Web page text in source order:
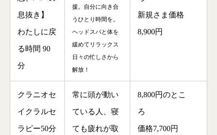
息抜き】
わたしに戻
る時間 90
分
援。自分に向き合
うひとり時間を。
ヘッドスパと体を
緩めてリラックス
日々の忙しさから
解放！
新規さま 価格
8,900円
クラニオセ
イクラルセ
ラピー50分
常に頭が動い
ている人、寝
ても疲れが取
8,800円のとこ
ろ
価格7,700円